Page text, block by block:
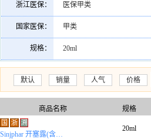
浙江医保： 医保甲类
国家医保： 甲类
规格： 20ml
默认 销量 人气 价格
商品名称 规格
国 浙 溯
Sinjphar 开塞露(含甘油)
20ml